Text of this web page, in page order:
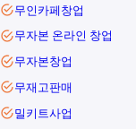
무인카페창업
무자본 온라인 창업
무자본창업
무재고판매
밀키트사업